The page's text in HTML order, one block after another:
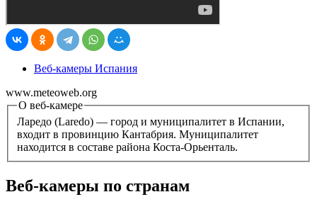
Веб-камеры Испания
www.meteoweb.org
О веб-камере
Ларедо (Laredo) — город и муниципалитет в Испании,
входит в провинцию Кантабрия. Муниципалитет
находится в составе района Коста-Орьенталь.
Веб-камеры по странам